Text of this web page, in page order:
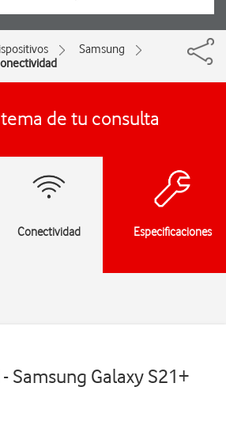
Samsung
de tu consulta
Conectividad Especificaciones
Samsung Galaxy S21+